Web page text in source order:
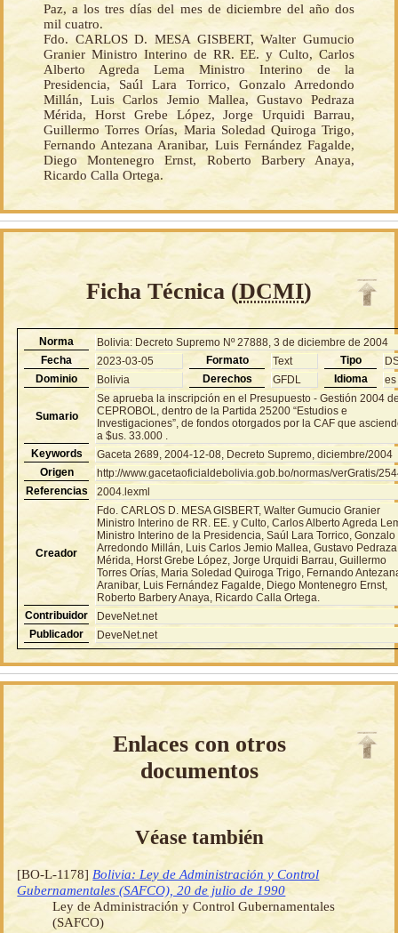
Paz, a los tres días del mes de diciembre del año dos
mil cuatro.
Fdo. CARLOS D. MESA GISBERT, Walter Gumucio
Granier Ministro Interino de RR. EE. y Culto, Carlos
Alberto Agreda Lema Ministro Interino de la
Presidencia, Saúl Lara Torrico, Gonzalo Arredondo
Millán, Luis Carlos Jemio Mallea, Gustavo Pedraza
Mérida, Horst Grebe López, Jorge Urquidi Barrau,
Guillermo Torres Orías, Maria Soledad Quiroga Trigo,
Fernando Antezana Aranibar, Luis Fernández Fagalde,
Diego Montenegro Ernst, Roberto Barbery Anaya,
Ricardo Calla Ortega.
Ficha Técnica (DCMI)
Norma
Bolivia: Decreto Supremo Nº 27888, 3 de diciembre de 2004
Fecha
2023-03-05 Formato Text Tipo
Dominio
Bolivia Derechos GFDL Idioma es
Sumario
Se aprueba la inscripción en el Presupuesto - Gestión 2004
CEPROBOL, dentro de la Partida 25200 “Estudios e
Investigaciones”, de fondos otorgados por la CAF que
a $us. 33.000 .
Keywords
Gaceta 2689, 2004-12-08, Decreto Supremo, diciembre/2004
Origen
http://www.gacetaoficialdebolivia.gob.bo/normas/verGratis/
Referencias
2004.lexml
Creador
Fdo. CARLOS D. MESA GISBERT, Walter Gumucio Granier
Ministro Interino de RR. EE. y Culto, Carlos Alberto Agreda
Ministro Interino de la Presidencia, Saúl Lara Torrico, Gonzalo
Arredondo Millán, Luis Carlos Jemio Mallea, Gustavo Pedraza
Mérida, Horst Grebe López, Jorge Urquidi Barrau, Guillermo
Torres Orías, Maria Soledad Quiroga Trigo, Fernando
Aranibar, Luis Fernández Fagalde, Diego Montenegro Ernst,
Roberto Barbery Anaya, Ricardo Calla Ortega.
Contribuidor
DeveNet.net
Publicador
DeveNet.net
Enlaces con otros
documentos
Véase también
[BO-L-1178] Bolivia: Ley de Administración y Control
Gubernamentales (SAFCO), 20 de julio de 1990
Ley de Administración y Control Gubernamentales
(SAFCO)